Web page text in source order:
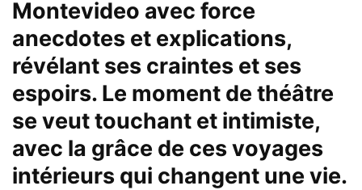
Montevideo avec force
anecdotes et explications,
révélant ses craintes et ses
espoirs. Le moment de théâtre
se veut touchant et intimiste,
avec la grâce de ces voyages
intérieurs qui changent une vie.